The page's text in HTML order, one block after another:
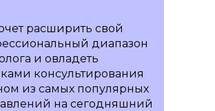
расширить свой
диапазон
и овладеть
консультирования
из самых популярных
на сегодняшний
презентации
соцсетях «под ключ»
налогового вычета —
капиталом —
вашего ребенка